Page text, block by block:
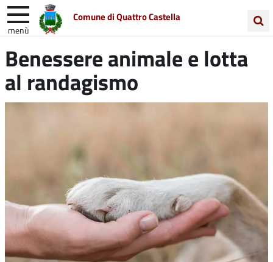
Comune di Quattro Castella
menù
nel
sito
Vivi Quattro Castella
Unione Colline Matildiche
Benessere animale e lotta
al randagismo